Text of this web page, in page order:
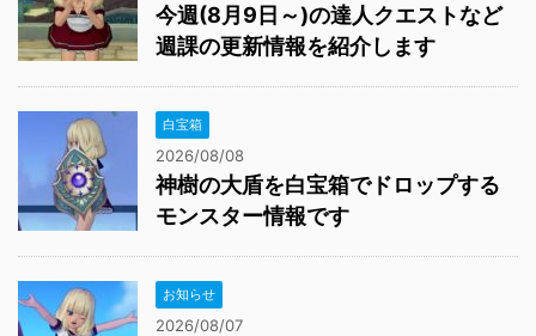
今週(8月9日～)の達人クエストなど
週課の更新情報を紹介します
白宝箱
2026/08/08
神樹の大盾を白宝箱でドロップする
モンスター情報です
お知らせ
2026/08/07